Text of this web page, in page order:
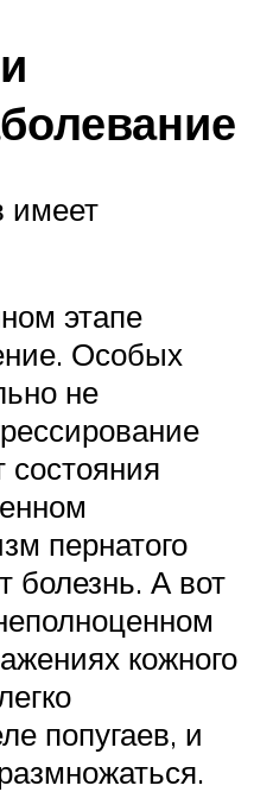
имеет
этапе
Особых
не
состояния
пернатого
болезнь. А вот
кожного
попугаев, и